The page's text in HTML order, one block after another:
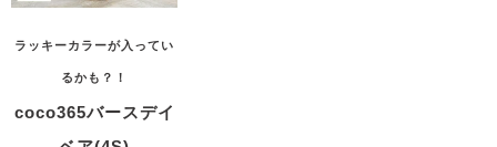
ラッキーカラーが入ってい
るかも？！
coco365バースデイ